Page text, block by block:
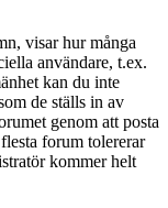
visar hur många
användare, t.ex.
kan du inte
de ställs in av
genom att posta
forum tolererar
kommer helt